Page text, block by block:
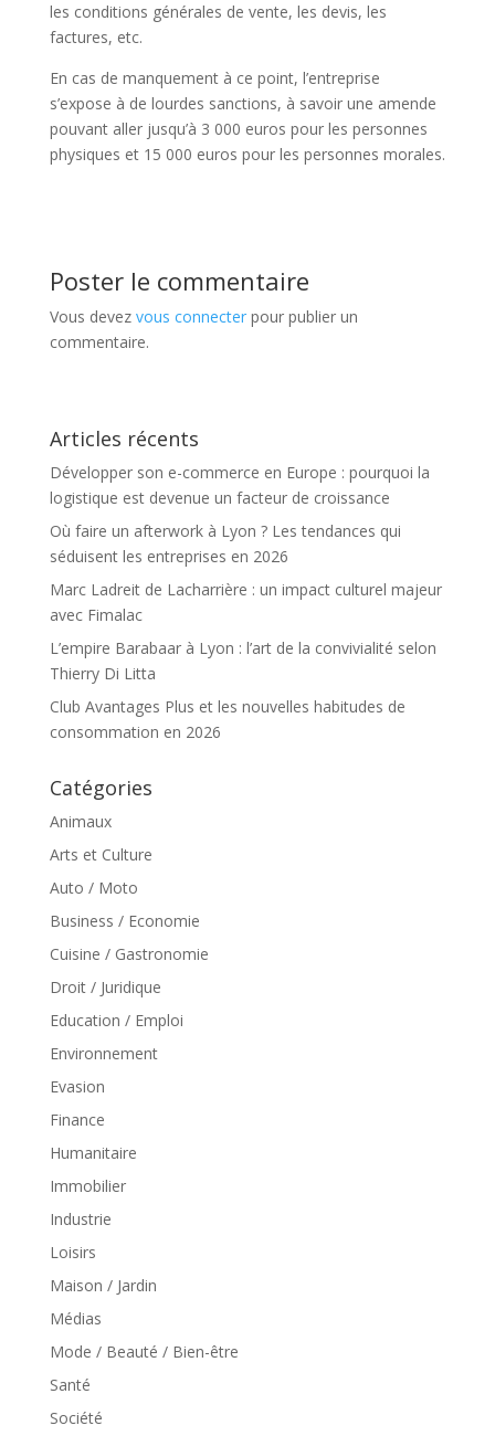
les conditions générales de vente, les devis, les
factures, etc.
En cas de manquement à ce point, l’entreprise
s’expose à de lourdes sanctions, à savoir une amende
pouvant aller jusqu’à 3 000 euros pour les personnes
physiques et 15 000 euros pour les personnes morales.
Poster le commentaire
Vous devez vous connecterpour publier un
commentaire.
Articles récents
Développer son e-commerce en Europe : pourquoi la
logistique est devenue un facteur de croissance
Où faire un afterwork à Lyon ? Les tendances qui
séduisent les entreprises en 2026
Marc Ladreit de Lacharrière : un impact culturel majeur
avec Fimalac
L’empire Barabaar à Lyon : l’art de la convivialité selon
Thierry Di Litta
Club Avantages Plus et les nouvelles habitudes de
consommation en 2026
Catégories
Animaux
Arts et Culture
Auto / Moto
Business / Economie
Cuisine / Gastronomie
Droit / Juridique
Education / Emploi
Environnement
Evasion
Finance
Humanitaire
Immobilier
Industrie
Loisirs
Maison / Jardin
Médias
Mode / Beauté / Bien-être
Santé
Société